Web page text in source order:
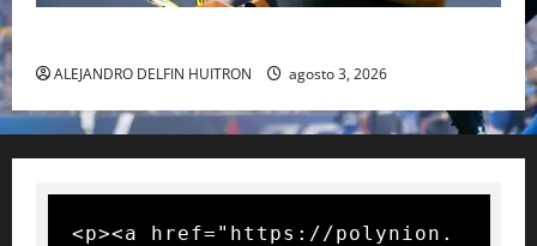
ALEJANDRO DELFIN HUITRON agosto 3, 2026
<p><a href="https://polynion.